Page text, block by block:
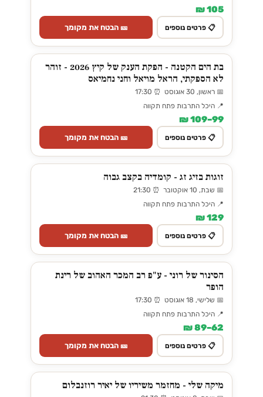
105 ₪
📋 פרטים נוספים 🎫 הבטח את מקומך
בת הים הקטנה - הפקת הענק של קיץ 2026 - זוהר
לא הספקתי, הראל מויאל וחני נחמיאס
📅 ראשון, 30 אוגוסט ⏰ 17:30
📍 היכל התרבות פתח תקווה
99–109 ₪
📋 פרטים נוספים 🎫 הבטח את מקומך
זוגות בזיג זג - קומדיה בקצב גבוה
📅 שבת, 10 אוקטובר ⏰ 21:30
📍 היכל התרבות פתח תקווה
129 ₪
📋 פרטים נוספים 🎫 הבטח את מקומך
הסינור של רוני - ע"פ רב המכר האהוב של רינת
הופר
📅 שלישי, 18 אוגוסט ⏰ 17:30
📍 היכל התרבות פתח תקווה
62–89 ₪
📋 פרטים נוספים 🎫 הבטח את מקומך
מיקה שלי - מחזמר משיריו של יאיר רוזנבלום